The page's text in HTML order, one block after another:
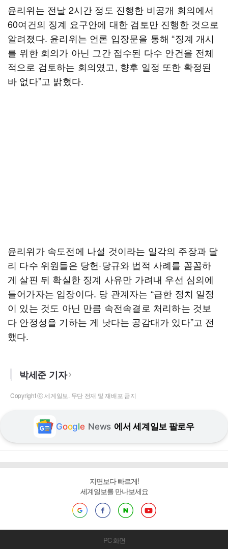
윤리위는 전날 2시간 정도 진행한 비공개 회의에서
60여건의 징계 요구안에 대한 검토만 진행한 것으로
알려졌다. 윤리위는 언론 입장문을 통해 “징계 개시
를 위한 회의가 아닌 그간 접수된 다수 안건을 전체
적으로 검토하는 회의였고, 향후 일정 또한 확정된
바 없다”고 밝혔다.
윤리위가 속도전에 나설 것이라는 일각의 주장과 달
리 다수 위원들은 당헌·당규와 법적 사례를 꼼꼼하
게 살핀 뒤 확실한 징계 사유만 가려내 우선 심의에
들어가자는 입장이다. 당 관계자는 “급한 정치 일정
이 있는 것도 아닌 만큼 속전속결로 처리하는 것보
다 안정성을 기하는 게 낫다는 공감대가 있다”고 전
했다.
박세준 기자
Copyright ⓒ 세계일보. 무단 전재 및 재배포 금지
Google News 에서 세계일보 팔로우
지면보다 빠르게!
세계일보를 만나보세요
PC 화면